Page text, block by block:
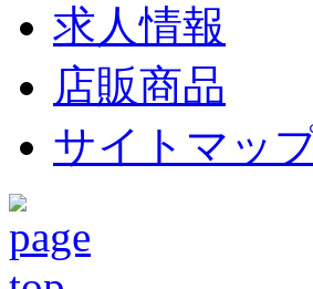
求人情報
店販商品
サイトマッ